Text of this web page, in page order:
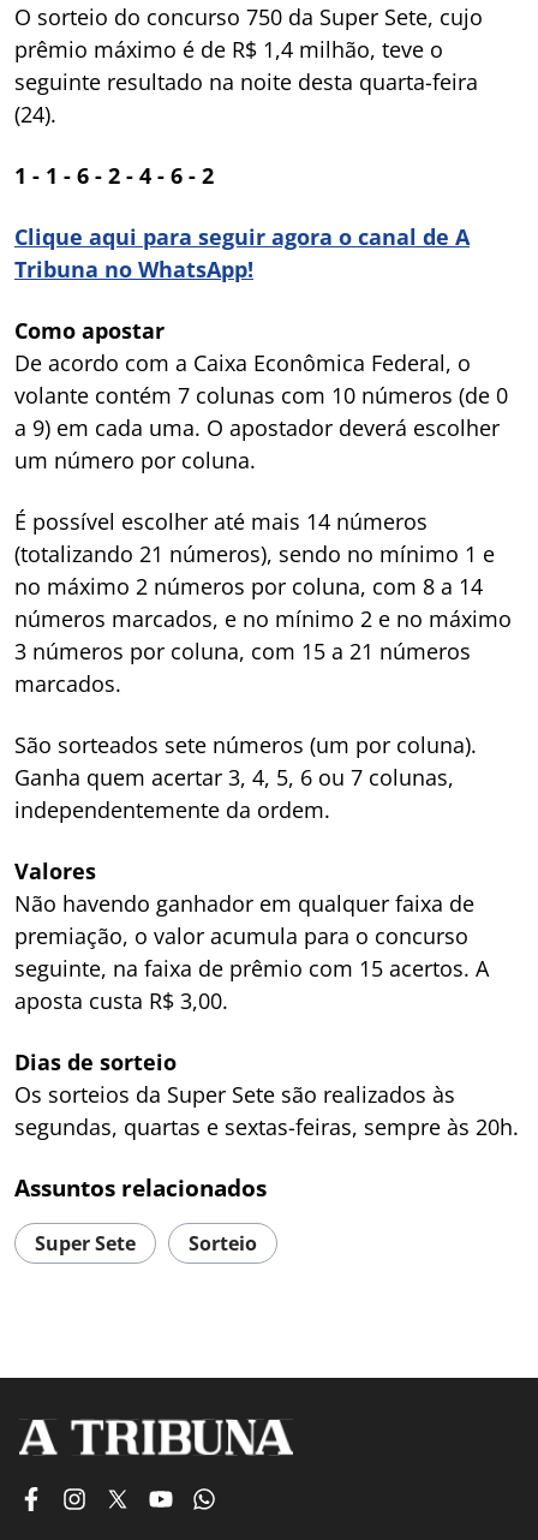
O sorteio do concurso 750 da Super Sete, cujo
prêmio máximo é de R$ 1,4 milhão, teve o
seguinte resultado na noite desta quarta-feira
(24).
1 - 1 - 6 - 2 - 4 - 6 - 2
Clique aqui para seguir agora o canal de A
Tribuna no WhatsApp!
Como apostar
De acordo com a Caixa Econômica Federal, o
volante contém 7 colunas com 10 números (de 0
a 9) em cada uma. O apostador deverá escolher
um número por coluna.
É possível escolher até mais 14 números
(totalizando 21 números), sendo no mínimo 1 e
no máximo 2 números por coluna, com 8 a 14
números marcados, e no mínimo 2 e no máximo
3 números por coluna, com 15 a 21 números
marcados.
São sorteados sete números (um por coluna).
Ganha quem acertar 3, 4, 5, 6 ou 7 colunas,
independentemente da ordem.
Valores
Não havendo ganhador em qualquer faixa de
premiação, o valor acumula para o concurso
seguinte, na faixa de prêmio com 15 acertos. A
aposta custa R$ 3,00.
Dias de sorteio
Os sorteios da Super Sete são realizados às
segundas, quartas e sextas-feiras, sempre às 20h.
Assuntos relacionados
Super Sete Sorteio